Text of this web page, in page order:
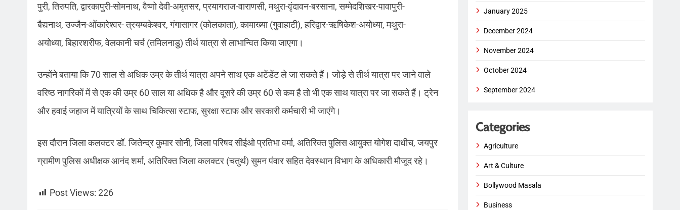
पुरी, तिरुपति, द्वारकापुरी-सोमनाथ, वैष्णो देवी-अमृतसर, प्रयागराज-वाराणसी, मथुरा-वृंदावन-बरसाना, सम्मेदशिखर-पावापुरी-
बैद्यनाथ, उज्जैन-ओंकारेश्वर- त्रयम्बकेश्वर, गंगासागर (कोलकाता), कामाख्या (गुवाहाटी), हरिद्वार-ऋषिकेश-अयोध्या, मथुरा-
अयोध्या, बिहारशरीफ, वेलकानी चर्च (तमिलनाडु) तीर्थ यात्रा से लाभान्वित किया जाएगा।
उन्होंने बताया कि 70 साल से अधिक उम्र के तीर्थ यात्रा अपने साथ एक अटेंडेंट ले जा सकते हैं। जोड़े से तीर्थ यात्रा पर जाने वाले
वरिष्ठ नागरिकों में से एक की उम्र 60 साल या अधिक है और दूसरे की उम्र 60 से कम है तो भी एक साथ यात्रा पर जा सकते हैं। ट्रेन
और हवाई जहाज में यात्रियों के साथ चिकित्सा स्टाफ, सुरक्षा स्टाफ और सरकारी कर्मचारी भी जाएंगे।
इस दौरान जिला कलक्टर डॉ. जितेन्द्र कुमार सोनी, जिला परिषद सीईओ प्रतिभा वर्मा, अतिरिक्त पुलिस आयुक्त योगेश दाधीच, जयपुर
ग्रामीण पुलिस अधीक्षक आनंद शर्मा, अतिरिक्त जिला कलक्टर (चतुर्थ) सुमन पंवार सहित देवस्थान विभाग के अधिकारी मौजूद रहे।
Post Views: 226
January 2025
December 2024
November 2024
October 2024
September 2024
Categories
Agriculture
Art & Culture
Bollywood Masala
Business